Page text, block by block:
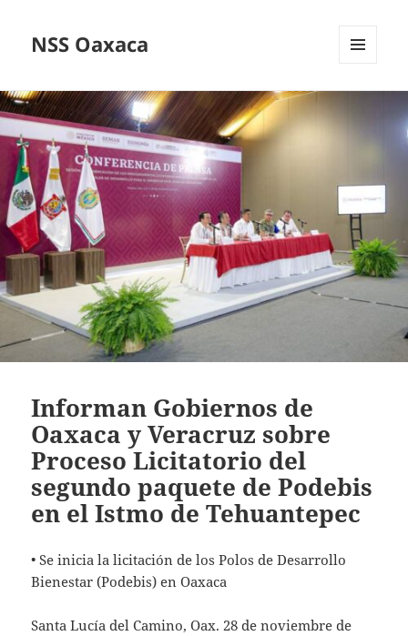
NSS Oaxaca
Informan Gobiernos de
Oaxaca y Veracruz sobre
Proceso Licitatorio del
segundo paquete de Podebis
en el Istmo de Tehuantepec
• Se inicia la licitación de los Polos de Desarrollo
Bienestar (Podebis) en Oaxaca
Santa Lucía del Camino, Oax. 28 de noviembre de